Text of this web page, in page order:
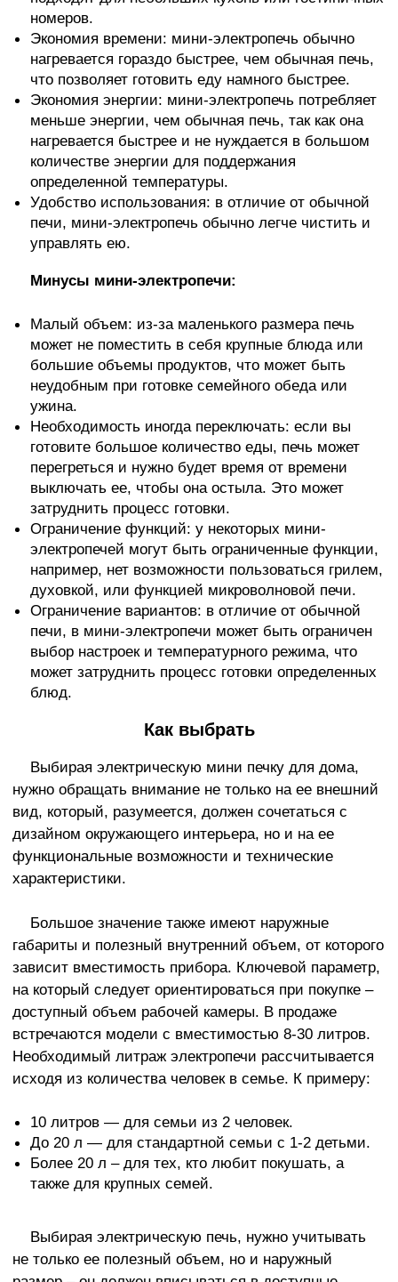
номеров.
Экономия времени: мини-электропечь обычно
нагревается гораздо быстрее, чем обычная печь,
что позволяет готовить еду намного быстрее.
Экономия энергии: мини-электропечь потребляет
меньше энергии, чем обычная печь, так как она
нагревается быстрее и не нуждается в большом
количестве энергии для поддержания
определенной температуры.
Удобство использования: в отличие от обычной
печи, мини-электропечь обычно легче чистить и
управлять ею.
Минусы мини-электропечи:
Малый объем: из-за маленького размера печь
может не поместить в себя крупные блюда или
большие объемы продуктов, что может быть
неудобным при готовке семейного обеда или
ужина.
Необходимость иногда переключать: если вы
готовите большое количество еды, печь может
перегреться и нужно будет время от времени
выключать ее, чтобы она остыла. Это может
затруднить процесс готовки.
Ограничение функций: у некоторых мини-
электропечей могут быть ограниченные функции,
например, нет возможности пользоваться грилем,
духовкой, или функцией микроволновой печи.
Ограничение вариантов: в отличие от обычной
печи, в мини-электропечи может быть ограничен
выбор настроек и температурного режима, что
может затруднить процесс готовки определенных
блюд.
Как выбрать
Выбирая электрическую мини печку для дома,
нужно обращать внимание не только на ее внешний
вид, который, разумеется, должен сочетаться с
дизайном окружающего интерьера, но и на ее
функциональные возможности и технические
характеристики.
Большое значение также имеют наружные
габариты и полезный внутренний объем, от которого
зависит вместимость прибора. Ключевой параметр,
на который следует ориентироваться при покупке –
доступный объем рабочей камеры. В продаже
встречаются модели с вместимостью 8-30 литров.
Необходимый литраж электропечи рассчитывается
исходя из количества человек в семье. К примеру:
10 литров — для семьи из 2 человек.
До 20 л — для стандартной семьи с 1-2 детьми.
Более 20 л – для тех, кто любит покушать, а
также для крупных семей.
Выбирая электрическую печь, нужно учитывать
не только ее полезный объем, но и наружный